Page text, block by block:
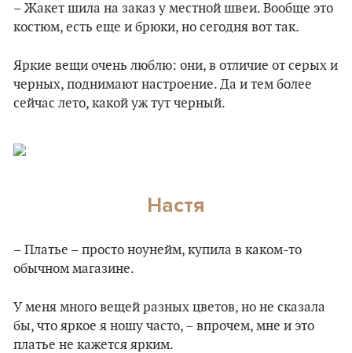
– Жакет шила на заказ у местной швеи. Вообще это
костюм, есть еще и брюки, но сегодня вот так.
Яркие вещи очень люблю: они, в отличие от серых и
черных, поднимают настроение. Да и тем более
сейчас лето, какой уж тут черный.
Настя
– Платье – просто ноунейм, купила в каком-то
обычном магазине.
У меня много вещей разных цветов, но не сказала
бы, что яркое я ношу часто, – впрочем, мне и это
платье не кажется ярким.